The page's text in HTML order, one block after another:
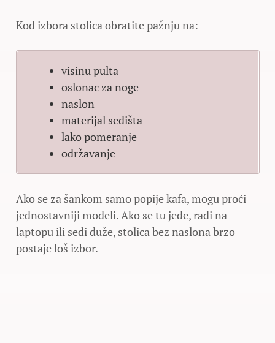
Kod izbora stolica obratite pažnju na:
visinu pulta
oslonac za noge
naslon
materijal sedišta
lako pomeranje
održavanje
Ako se za šankom samo popije kafa, mogu proći
jednostavniji modeli. Ako se tu jede, radi na
laptopu ili sedi duže, stolica bez naslona brzo
postaje loš izbor.